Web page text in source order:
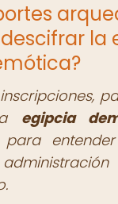
la
egipcia
para